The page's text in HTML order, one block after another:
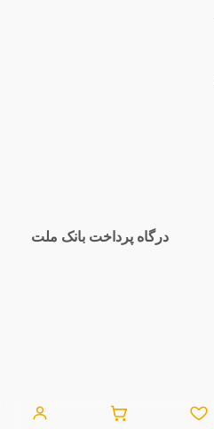
درگاه پرداخت بانک ملت